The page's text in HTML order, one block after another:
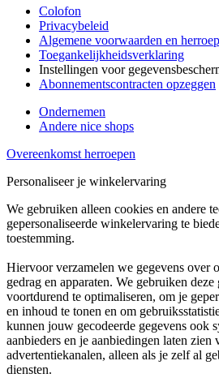
Colofon
Privacybeleid
Algemene voorwaarden en
Toegankelijkheidsverklaring
Instellingen voor
Abonnementscontracten opzeggen
Ondernemen
Andere nice shops
Overeenkomst herroepen
Personaliseer je winkelervaring
We gebruiken alleen cookies en andere
gepersonaliseerde winkelervaring te
toestemming.
Hiervoor verzamelen we gegevens over
gedrag en apparaten. We gebruiken
voortdurend te optimaliseren, om je
en inhoud te tonen en om
kunnen jouw gecodeerde gegevens ook
aanbieders en je aanbiedingen laten zien
advertentiekanalen, alleen als je zelf al
diensten.